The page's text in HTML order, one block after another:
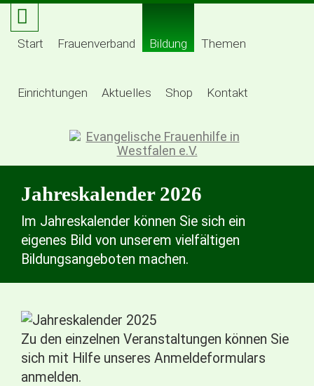
Start Frauenverband Bildung Themen
Einrichtungen Aktuelles Shop Kontakt
Jahreskalender 2026
Im Jahreskalender können Sie sich ein
eigenes Bild von unserem vielfältigen
Bildungsangeboten machen.
Zu den einzelnen Veranstaltungen können Sie
sich mit Hilfe unseres Anmeldeformulars
anmelden.